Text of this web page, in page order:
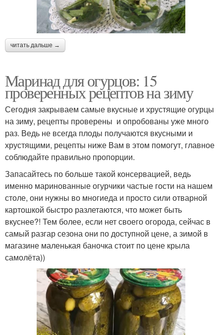
читать дальше →
Маринад для огурцов: 15
проверенных рецептов на зиму
Сегодня закрываем самые вкусные и хрустящие огурцы
на зиму, рецепты проверены и опробованы уже много
раз. Ведь не всегда плоды получаются вкусными и
хрустящими, рецепты ниже Вам в этом помогут, главное
соблюдайте правильно пропорции.
Запасайтесь по больше такой консервацией, ведь
именно маринованные огурчики частые гости на нашем
столе, они нужны во многиеда и просто сили отварной
картошкой быстро разлетаются, что может быть
вкуснее?! Тем более, если нет своего огорода, сейчас в
самый разгар сезона они по доступной цене, а зимой в
магазине маленькая баночка стоит по цене крыла
самолёта))